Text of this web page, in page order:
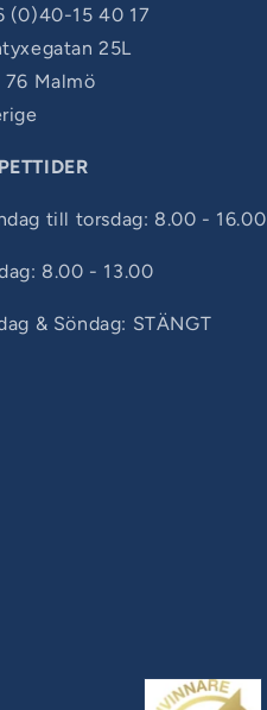
(0)40-15 40 17
25L
76 Malmö
till torsdag: 8.00 - 16.00
8.00 - 13.00
& Söndag: STÄNGT